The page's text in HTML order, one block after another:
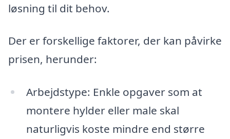
løsning til dit behov.
Der er forskellige faktorer, der kan påvirke
prisen, herunder:
Arbejdstype: Enkle opgaver som at
montere hylder eller male skal
naturligvis koste mindre end større